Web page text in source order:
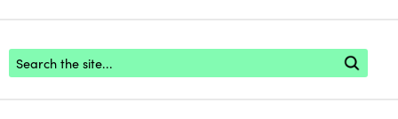
Footer search